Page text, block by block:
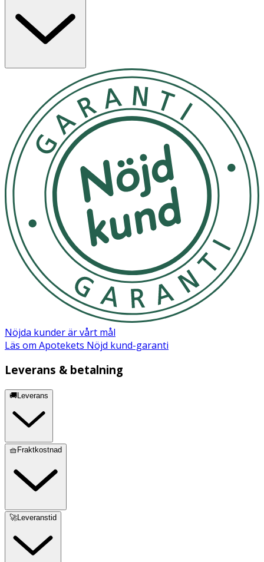
Nordic way of thinking, focusing on the essentials, leads
to the most beautiful style. MJUUK's success is based on
unique hair care innovations created in their own
with Nordic hair. All the products are manufactured in
Kangasala, Finland, in one of the northernmost hair
cosmetics factories in the world.,MJUUK Naked Sense
Fragrance-free Refresh Dry Shampoo är en unik
formulering som omede
Skaka väl före användning. Spraya på torrt hår från ett
avstånd av cirka 15 cm, med fokus på rötterna, och
borsta igenom håret. Du kan tillföra mer produkt under
dagen om det behövs.
Förvaras i rumstemperatur
OK för gravida och ammande:
Ingredienser:
Butane, Propane, Isobutane, Alcohol Denat., Oryza Sativa
Starch, Hydrated Silica, Cetrimonium Chloride
Nöjda kunder är vårt mål
Läs om Apotekets Nöjd kund-garanti
Leverans & betalning
🚚Leverans
🧺Fraktkostnad
🚀Leveranstid